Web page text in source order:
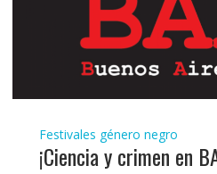
Festivales género negro
¡Ciencia y crimen en